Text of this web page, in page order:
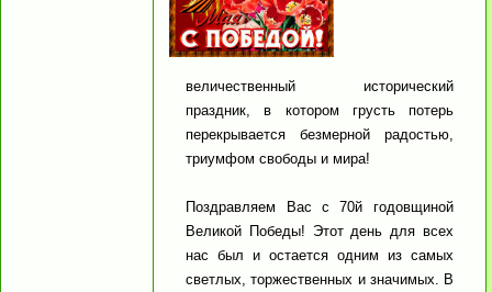
величественный исторический
праздник, в котором грусть потерь
перекрывается безмерной радостью,
триумфом свободы и мира!
Поздравляем Вас с 70й годовщиной
Великой Победы! Этот день для всех
нас был и остается одним из самых
светлых, торжественных и значимых. В